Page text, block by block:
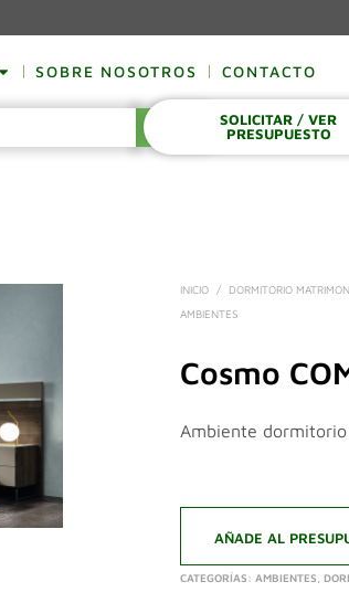
SOBRE NOSOTROS CONTACTO
SOLICITAR / VER
PRESUPUESTO
INICIO / DORMITORIO
AMBIENTES
Cosmo
Ambiente
AÑADE AL
CATEGORÍAS:AMBIENTES ,